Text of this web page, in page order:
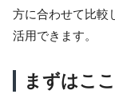
方に合わせて比較
活用できます。
まずはこ